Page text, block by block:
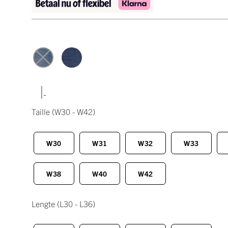
|
Taille (W30 - W42)
W30 W31 W32 W33
W38 W40 W42
Lengte (L30 - L36)